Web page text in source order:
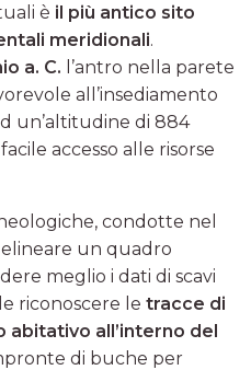
è il più antico sito
meridionali.
a. C. l’antro nella parete
all’insediamento
un’altitudine di 884
accesso alle risorse
condotte nel
un quadro
meglio i dati di scavi
riconoscere le tracce di
abitativo all’interno del
di buche per